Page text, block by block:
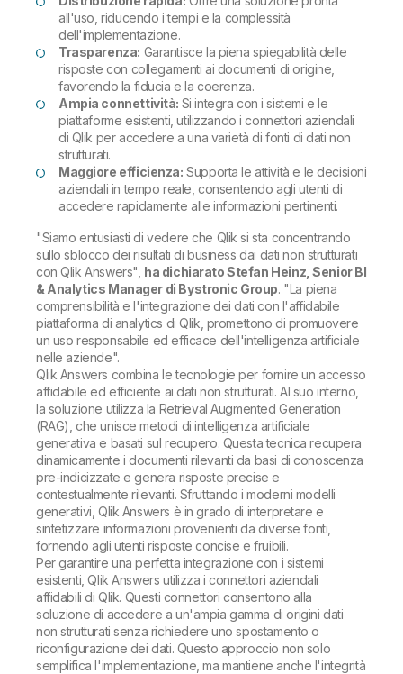
all'uso, riducendo i tempi e la complessità
dell'implementazione.
Trasparenza: Garantisce la piena spiegabilità delle
risposte con collegamenti ai documenti di origine,
favorendo la fiducia e la coerenza.
Ampia connettività: Si integra con i sistemi e le
piattaforme esistenti, utilizzando i connettori aziendali
di Qlik per accedere a una varietà di fonti di dati non
strutturati.
Maggiore efficienza: Supporta le attività e le decisioni
aziendali in tempo reale, consentendo agli utenti di
accedere rapidamente alle informazioni pertinenti.
"Siamo entusiasti di vedere che Qlik si sta concentrando
sullo sblocco dei risultati di business dai dati non strutturati
con Qlik Answers", ha dichiarato Stefan Heinz, Senior BI
& Analytics Manager di Bystronic Group. "La piena
comprensibilità e l'integrazione dei dati con l'affidabile
piattaforma di analytics di Qlik, promettono di promuovere
un uso responsabile ed efficace dell'intelligenza artificiale
nelle aziende".
Qlik Answers combina le tecnologie per fornire un accesso
affidabile ed efficiente ai dati non strutturati. Al suo interno,
la soluzione utilizza la Retrieval Augmented Generation
(RAG), che unisce metodi di intelligenza artificiale
generativa e basati sul recupero. Questa tecnica recupera
dinamicamente i documenti rilevanti da basi di conoscenza
pre-indicizzate e genera risposte precise e
contestualmente rilevanti. Sfruttando i moderni modelli
generativi, Qlik Answers è in grado di interpretare e
sintetizzare informazioni provenienti da diverse fonti,
fornendo agli utenti risposte concise e fruibili.
Per garantire una perfetta integrazione con i sistemi
esistenti, Qlik Answers utilizza i connettori aziendali
affidabili di Qlik. Questi connettori consentono alla
soluzione di accedere a un'ampia gamma di origini dati
non strutturati senza richiedere uno spostamento o
riconfigurazione dei dati. Questo approccio non solo
semplifica l'implementazione, ma mantiene anche l'integrità